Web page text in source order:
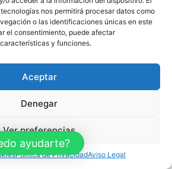
nos permitirá procesar datos como
o las identificaciones únicas en este
el consentimiento, puede afectar
y funciones.
Aceptar
Denegar
Ver preferencias
Política de PrivacidadAviso Legal
de Privacidad
Política de Cookies
Mapa web
EUROPEA CON EL PROGRAMA KIT
FONDOS NEXT GENERATION (EU) DEL
RECUPERACIÓN Y RESILENCIA
ayudarte?